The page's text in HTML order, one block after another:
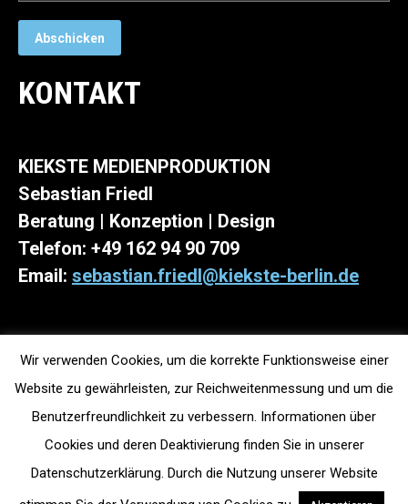
KONTAKT
KIEKSTE MEDIENPRODUKTION
Sebastian Friedl
Beratung | Konzeption | Design
Telefon: +49 162 94 90 709
Email: sebastian.friedl@kiekste-berlin.de
© copyright KIEKSTE
Wir verwenden Cookies, um die korrekte Funktionsweise einer
Website zu gewährleisten, zur Reichweitenmessung und um die
Benutzerfreundlichkeit zu verbessern. Informationen über
Cookies und deren Deaktivierung finden Sie in unserer
Datenschutzerklärung. Durch die Nutzung unserer Website